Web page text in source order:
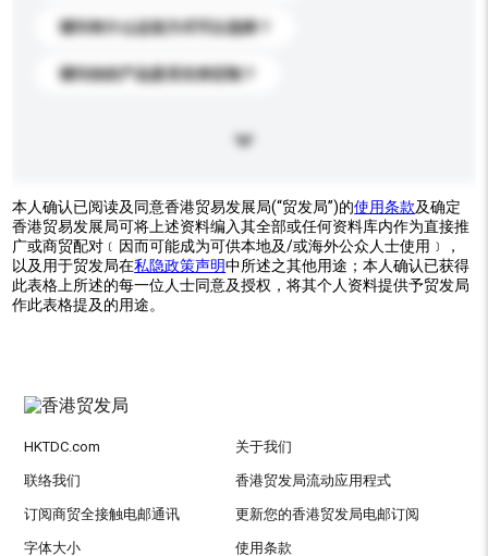
请问有什么运送方式可以选择？
请问你的产品是否支持定制？
本人确认已阅读及同意香港贸易发展局(“贸发局”)的使用条款及确定
香港贸易发展局可将上述资料编入其全部或任何资料库内作为直接推
广或商贸配对﹝因而可能成为可供本地及/或海外公众人士使用﹞，
以及用于贸发局在私隐政策声明中所述之其他用途；本人确认已获得
此表格上所述的每一位人士同意及授权，将其个人资料提供予贸发局
作此表格提及的用途。
HKTDC.com 关于我们
联络我们 香港贸发局流动应用程式
订阅商贸全接触电邮通讯 更新您的香港贸发局电邮订阅
字体大小 使用条款